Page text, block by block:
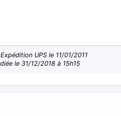
UPS le 11/01/2011
le 31/12/2018 à 15h15